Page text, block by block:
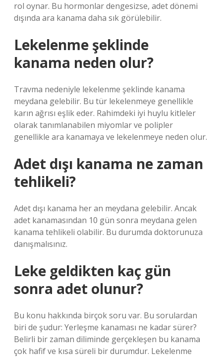
rol oynar. Bu hormonlar dengesizse, adet dönemi
dışında ara kanama daha sık görülebilir.
Lekelenme şeklinde
kanama neden olur?
Travma nedeniyle lekelenme şeklinde kanama
meydana gelebilir. Bu tür lekelenmeye genellikle
karın ağrısı eşlik eder. Rahimdeki iyi huylu kitleler
olarak tanımlanabilen miyomlar ve polipler
genellikle ara kanamaya ve lekelenmeye neden olur.
Adet dışı kanama ne zaman
tehlikeli?
Adet dışı kanama her an meydana gelebilir. Ancak
adet kanamasından 10 gün sonra meydana gelen
kanama tehlikeli olabilir. Bu durumda doktorunuza
danışmalısınız.
Leke geldikten kaç gün
sonra adet olunur?
Bu konu hakkında birçok soru var. Bu sorulardan
biri de şudur: Yerleşme kanaması ne kadar sürer?
Belirli bir zaman diliminde gerçekleşen bu kanama
çok hafif ve kısa süreli bir durumdur. Lekelenme